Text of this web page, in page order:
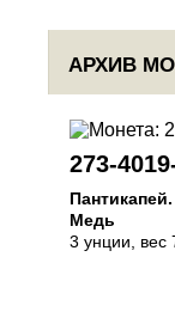
АРХИВ
273-
Пантикапей.
Медь
3 унции ,